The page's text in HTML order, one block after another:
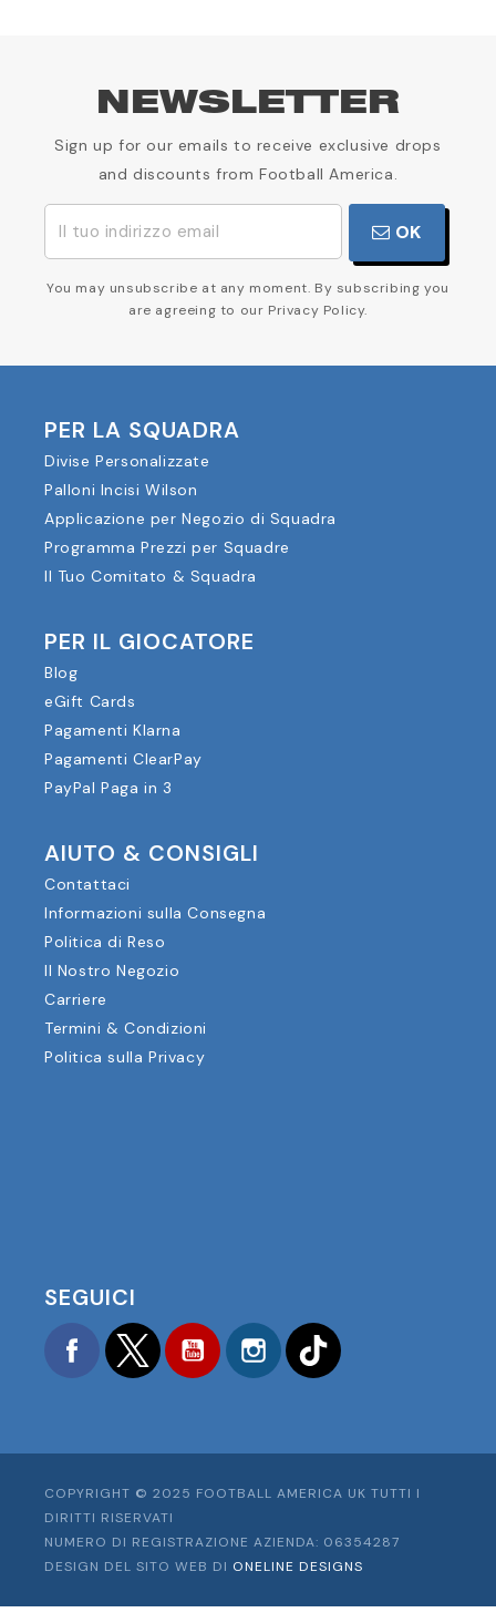
NEWSLETTER
Sign up for our emails to receive exclusive drops
and discounts from Football America.
OK
You may unsubscribe at any moment. By subscribing you
are agreeing to our Privacy Policy.
PER LA SQUADRA
Divise Personalizzate
Palloni Incisi Wilson
Applicazione per Negozio di Squadra
Programma Prezzi per Squadre
Il Tuo Comitato & Squadra
PER IL GIOCATORE
Blog
eGift Cards
Pagamenti Klarna
Pagamenti ClearPay
PayPal Paga in 3
AIUTO & CONSIGLI
Contattaci
Informazioni sulla Consegna
Politica di Reso
Il Nostro Negozio
Carriere
Termini & Condizioni
Politica sulla Privacy
SEGUICI
FacebookTwitter YouTubeInstagram
COPYRIGHT © 2025 FOOTBALL AMERICA UK TUTTI I
DIRITTI RISERVATI
NUMERO DI REGISTRAZIONE AZIENDA: 06354287
DESIGN DEL SITO WEB DI ONELINE DESIGNS